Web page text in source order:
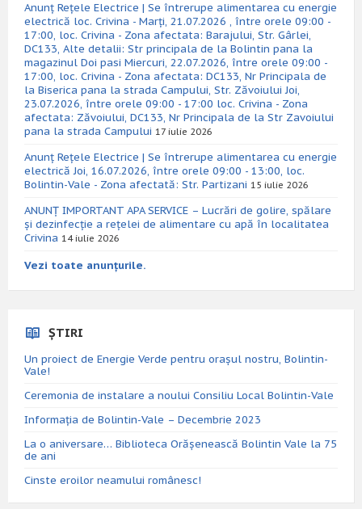
Anunț Rețele Electrice | Se întrerupe alimentarea cu energie
electrică loc. Crivina - Marți, 21.07.2026 , între orele 09:00 -
17:00, loc. Crivina - Zona afectata: Barajului, Str. Gârlei,
DC133, Alte detalii: Str principala de la Bolintin pana la
magazinul Doi pasi Miercuri, 22.07.2026, între orele 09:00 -
17:00, loc. Crivina - Zona afectata: DC133, Nr Principala de
la Biserica pana la strada Campului, Str. Zăvoiului Joi,
23.07.2026, între orele 09:00 - 17:00 loc. Crivina - Zona
afectata: Zăvoiului, DC133, Nr Principala de la Str Zavoiului
pana la strada Campului 17 iulie 2026
Anunț Rețele Electrice | Se întrerupe alimentarea cu energie
electrică Joi, 16.07.2026, între orele 09:00 - 13:00, loc.
Bolintin-Vale - Zona afectată: Str. Partizani 15 iulie 2026
ANUNȚ IMPORTANT APA SERVICE – Lucrări de golire, spălare
și dezinfecție a rețelei de alimentare cu apă în localitatea
Crivina 14 iulie 2026
Vezi toate anunțurile.
ȘTIRI
Un proiect de Energie Verde pentru orașul nostru, Bolintin-
Vale!
Ceremonia de instalare a noului Consiliu Local Bolintin-Vale
Informația de Bolintin-Vale – Decembrie 2023
La o aniversare… Biblioteca Orăşenească Bolintin Vale la 75
de ani
Cinste eroilor neamului românesc!